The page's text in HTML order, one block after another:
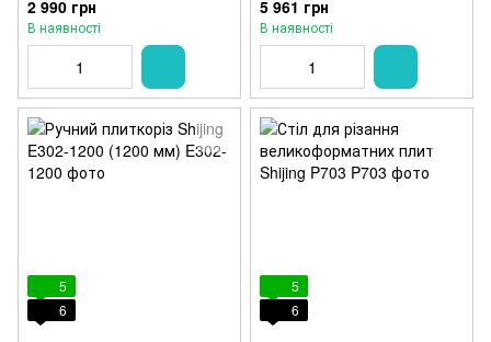
2 990 грн
В наявності
5 961 грн
В наявності
5
6
5
6